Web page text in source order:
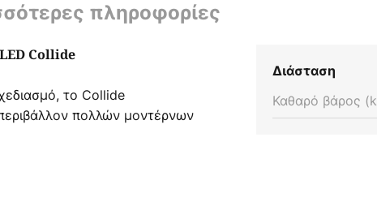
πληροφορίες
Collide
το Collide
πολλών μοντέρνων
από τον Paolo Dell'Elce,
Διάσταση
Καθαρό βάρος